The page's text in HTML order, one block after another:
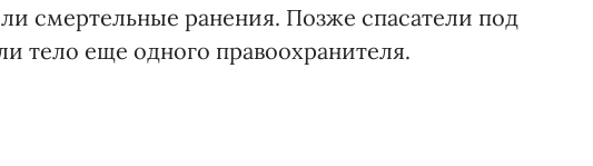
смертельные ранения. Позже спасатели под
тело еще одного правоохранителя.